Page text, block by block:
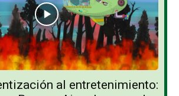
al entretenimiento: